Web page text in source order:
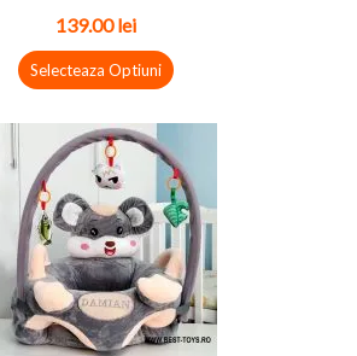
139.00 lei
Selecteaza Optiuni